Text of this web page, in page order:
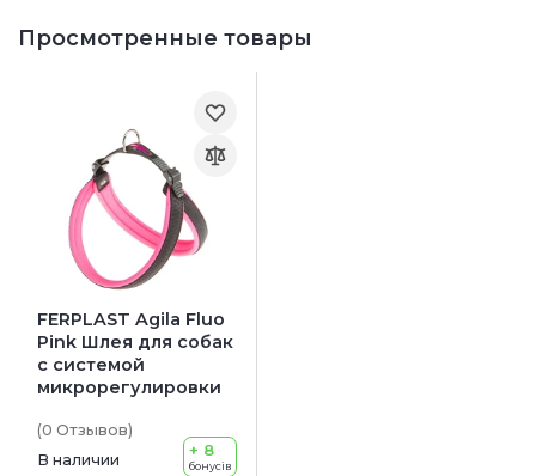
Просмотренные товары
FERPLAST Agila Fluo
Pink Шлея для собак
с системой
микрорегулировки
(0 Отзывов)
В наличии
+ 8
бонусів